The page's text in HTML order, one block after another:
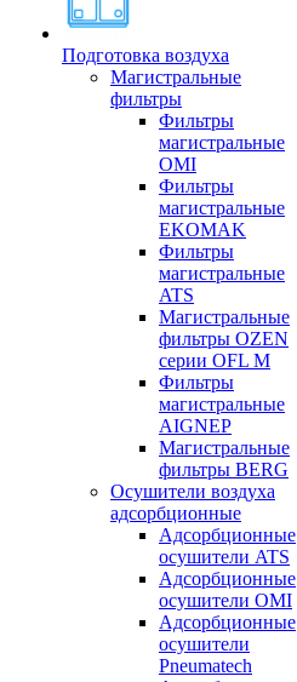
Подготовка воздуха
Магистральные
фильтры
Фильтры
магистральные
OMI
Фильтры
магистральные
EKOMAK
Фильтры
магистральные
ATS
Магистральные
фильтры OZEN
серии OFL M
Фильтры
магистральные
AIGNEP
Магистральные
фильтры BERG
Осушители воздуха
адсорбционные
Адсорбционные
осушители ATS
Адсорбционные
осушители OMI
Адсорбционные
осушители
Pneumatech